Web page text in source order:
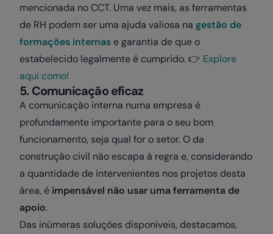
mencionada no CCT. Uma vez mais, as ferramentas
de RH podem ser uma ajuda valiosa na gestão de
formações internas e garantia de que o
estabelecido legalmente é cumprido. 👉 Explore
aqui como!
5. Comunicação eficaz
A comunicação interna numa empresa é
profundamente importante para o seu bom
funcionamento, seja qual for o setor. O da
construção civil não escapa à regra e, considerando
a quantidade de intervenientes nos projetos desta
área, é impensável não usar uma ferramenta de
apoio.
Das inúmeras soluções disponíveis, destacamos,